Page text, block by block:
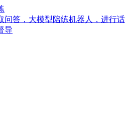
问答，大模型陪练机器人，进行话
导